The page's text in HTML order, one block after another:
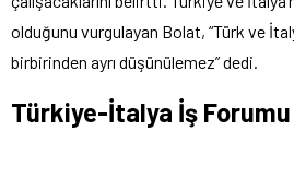
olduğunu vurgulayan Bolat, “Türk ve
birbirinden ayrı düşünülemez” dedi.
Türkiye-İtalya İş Forumu